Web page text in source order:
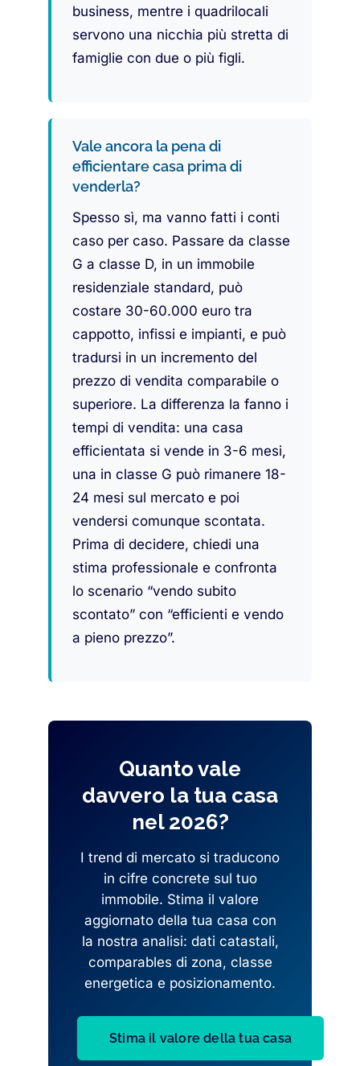
business, mentre i quadrilocali
servono una nicchia più stretta di
famiglie con due o più figli.
Vale ancora la pena di
efficientare casa prima di
venderla?
Spesso sì, ma vanno fatti i conti
caso per caso. Passare da classe
G a classe D, in un immobile
residenziale standard, può
costare 30-60.000 euro tra
cappotto, infissi e impianti, e può
tradursi in un incremento del
prezzo di vendita comparabile o
superiore. La differenza la fanno i
tempi di vendita: una casa
efficientata si vende in 3-6 mesi,
una in classe G può rimanere 18-
24 mesi sul mercato e poi
vendersi comunque scontata.
Prima di decidere, chiedi una
stima professionale e confronta
lo scenario “vendo subito
scontato” con “efficienti e vendo
a pieno prezzo”.
Quanto vale
davvero la tua casa
nel 2026?
I trend di mercato si traducono
in cifre concrete sul tuo
immobile. Stima il valore
aggiornato della tua casa con
la nostra analisi: dati catastali,
comparables di zona, classe
energetica e posizionamento.
Stima il valore della tua casa